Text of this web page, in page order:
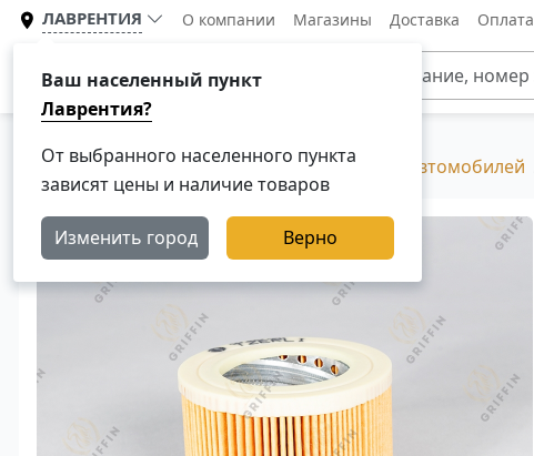
ЛАВРЕНТИЯ
Ваш населенный пункт
Лаврентия?
От выбранного населенного пункта
зависят цены и наличие товаров
Изменить город Верно
О компании Магазины Доставка Оплата
Каталог
Главная Каталог Фильтры для грузовых автомобилей